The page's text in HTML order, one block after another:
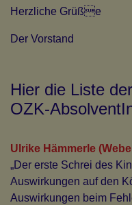
Herzliche Grüße
Der Vorstand
Hier die Liste
OZK-
Ulrike Hämmerle
„Der erste Schrei des
Auswirkungen auf den
Auswirkungen beim